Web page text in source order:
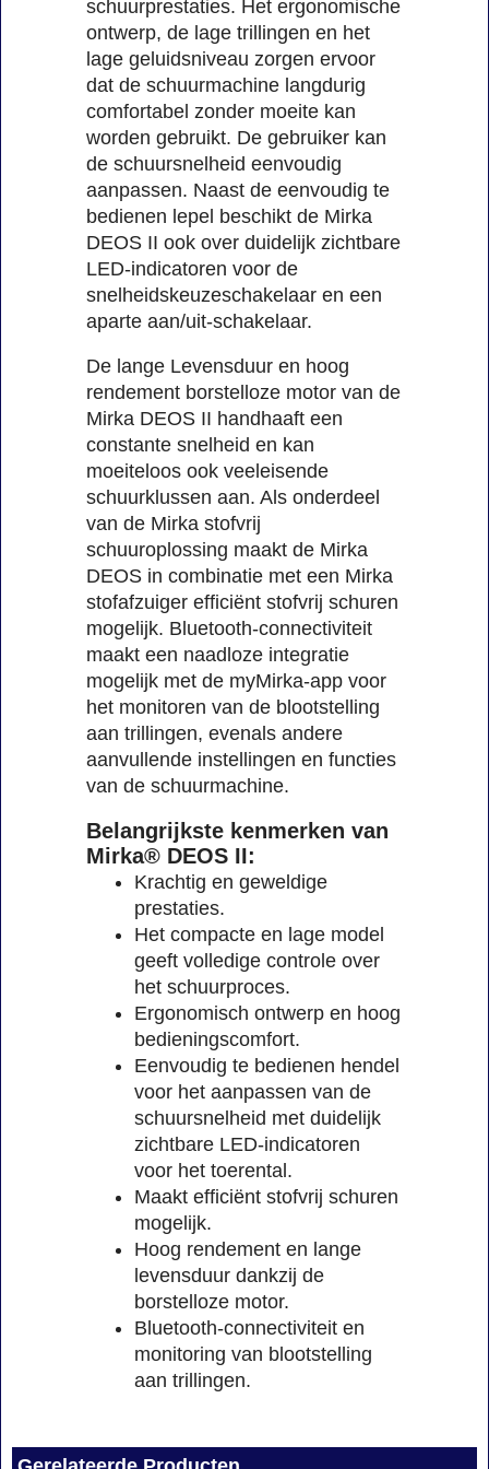
schuurprestaties. Het ergonomische
ontwerp, de lage trillingen en het
lage geluidsniveau zorgen ervoor
dat de schuurmachine langdurig
comfortabel zonder moeite kan
worden gebruikt. De gebruiker kan
de schuursnelheid eenvoudig
aanpassen. Naast de eenvoudig te
bedienen lepel beschikt de Mirka
DEOS II ook over duidelijk zichtbare
LED-indicatoren voor de
snelheidskeuzeschakelaar en een
aparte aan/uit-schakelaar.
De lange Levensduur en hoog
rendement borstelloze motor van de
Mirka DEOS II handhaaft een
constante snelheid en kan
moeiteloos ook veeleisende
schuurklussen aan. Als onderdeel
van de Mirka stofvrij
schuuroplossing maakt de Mirka
DEOS in combinatie met een Mirka
stofafzuiger efficiënt stofvrij schuren
mogelijk. Bluetooth-connectiviteit
maakt een naadloze integratie
mogelijk met de myMirka-app voor
het monitoren van de blootstelling
aan trillingen, evenals andere
aanvullende instellingen en functies
van de schuurmachine.
Belangrijkste kenmerken van
Mirka® DEOS II:
Krachtig en geweldige
prestaties.
Het compacte en lage model
geeft volledige controle over
het schuurproces.
Ergonomisch ontwerp en hoog
bedieningscomfort.
Eenvoudig te bedienen hendel
voor het aanpassen van de
schuursnelheid met duidelijk
zichtbare LED-indicatoren
voor het toerental.
Maakt efficiënt stofvrij schuren
mogelijk.
Hoog rendement en lange
levensduur dankzij de
borstelloze motor.
Bluetooth-connectiviteit en
monitoring van blootstelling
aan trillingen.